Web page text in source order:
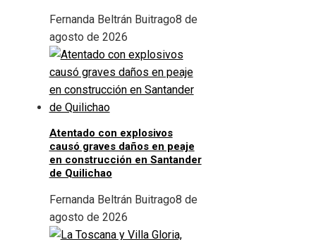
Fernanda Beltrán Buitrago8 de
agosto de 2026
Atentado con explosivos
causó graves daños en peaje
en construcción en Santander
de Quilichao
Fernanda Beltrán Buitrago8 de
agosto de 2026